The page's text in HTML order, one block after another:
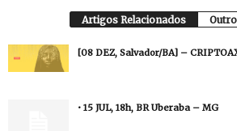
Artigos Relacionados
[08 DEZ, Salvador/BA] –
• 15 JUL, 18h, BR Uberaba – MG